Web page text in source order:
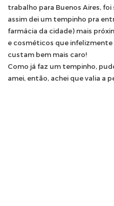
trabalho para Buenos Aires,
assim dei um tempinho pra
farmácia da cidade) mais
e cosméticos que
custam bem mais caro!
Como já faz um tempinho,
amei, então, achei que valia a